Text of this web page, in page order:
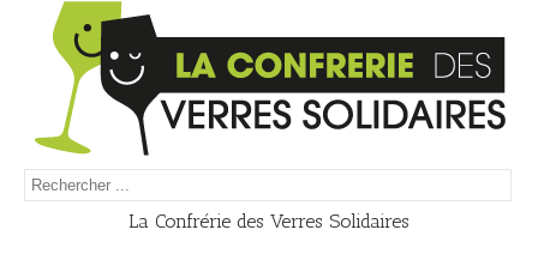
La Confrérie des Verres Solidaires